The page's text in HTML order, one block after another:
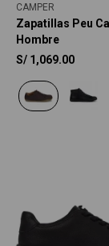
CAMPER
Zapatillas Peu
Hombre
S/ 1,069.00